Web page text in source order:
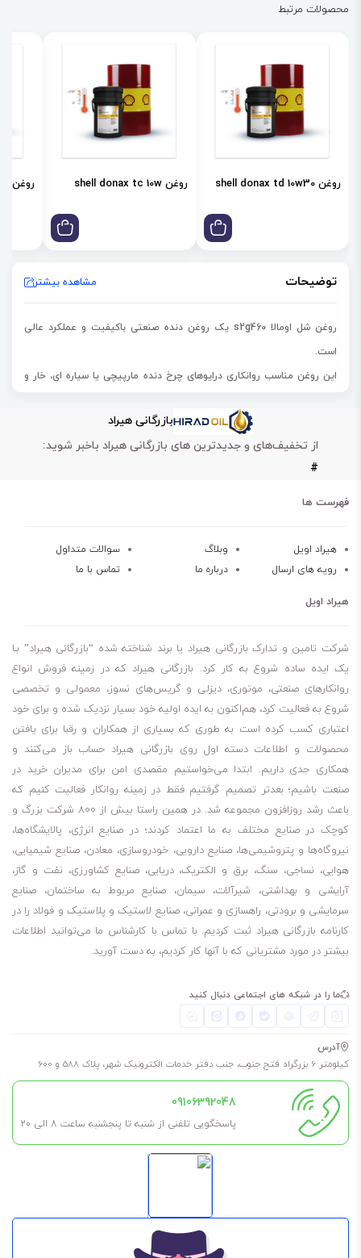
محصولات مرتبط
روغن shell donax td 10w30 روغن shell donax tc 10w روغن shell donax td 85w
توضیحات مشاهده بیشتر
روغن شل اومالا s2g460 یک روغن دنده صنعتی باکیفیت و عملکرد عالی
است.
این روغن مناسب روانکاریدرایوهای چرخ دنده مارپیچی یا سیاره ای، خار و
سیستم چرخ دنده و
گیربکس‌های صنعتی حمل بار سنگین است.
این روغن همچنین در
سطوح
نیز کاربرد دارد.
اصطحکاک قطعات نقش مهمی دارد.
این روغن همچنین در مقابل اکسیداسیون بسیار مقاوم است و پایداری
ظرفیت حمل بار بالا
خاصیت ضد اصطحکاک
پایداری حرارتی عالی
ضد زنگ زدگی و ضد خوردگی
افزایش عمر چرخ دنده‌ها
تمایل پایین به کف کردن
مناسب برای روانکاری طولانی مدت
صرفه جویی در تعمیر قطعات
جلوگیری از تشکیل رسوبات
پایداری حرارتی بالا
برای کسانی که می‌پرسند روغن شل اومالا shell omala s2 g 460 چند لیتر
است، باید بگویم مظروف 20 لیتری و 1000 لیتری این روغن موجود است.
لطفا توجه داشته باشید، برای چک کردن موجودی انبار مبنی بر اینکه مظروف
1000 لیتری
برای طولانی شدن عمر روغن و گریس، حتما در فضای خشک، بدون رطوبت و
مسقف نگهداری شود. به این معنی که در کارگاه در معرض باد و باران نباشد
تا طول عمر آن کم نشود.
همچنین اگر نیاز به آن ندارید، تا جای ممکن درب آن را باز نکنید مگر اینکه
بازرگانی هیراد
از تخفیف‌های و جدیدترین های بازرگانی هیراد باخبر شوید:
#
فهرست ها
هیراد اویل وبلاگ
سوالات متداول
رویه های ارسال
درباره ما تماس با ما
هیراد اویل
شرکت تامین و تدارک بازرگانی هیراد یا برند شناخته شده “بازرگانی هیراد” بـا
یک ایده ساده شروع به کار کرد. بازرگانی هیراد که در زمینه فروش انواع
روانکارهای صنعتی، موتوری، دیزلی و گریس‌های نسوز، معمولی و تخصصی
شروع به فعالیت کرد، هم‌اکنون به ایده اولیه خود بسیار نزدیک شده و برای خود
اعتباری کسب کرده است به طوری که بسیاری از همکاران و رقبا برای یافتن
محصولات و اطلاعات دسته اول روی بازرگانی هیراد حساب باز می‌کنند و
همکاری جدی داریم. ابتدا می‌خواستیم مقصدی امن برای مدیران خرید در
صنعت باشیم؛ بعدتر تصمیم گرفتیم فقط در زمینه روانکار فعالیت کنیم که
باعث رشد روزافزون مجموعه شد. در همین راستا بیش از 800 شرکت بزرگ و
کوچک در صنایع مختلف به ما اعتماد کردند؛ در صنایع انرژی، پالایشگاه‌ها،
نیروگاه‌ها و پتروشیمی‌ها، صنایع دارویی، خودروسازی، معادن، صنایع شیمیایی،
هوایی، نساجی، سنگ، برق و الکتریک، دریایی، صنایع کشاورزی، نفت و گاز،
آرایشی و بهداشتی، شیرآلات، سیمان، صنایع مربوط به ساختمان، صنایع
سرمایشی و برودتی، راهسازی و عمرانی، صنایع لاستیک و پلاستیک و فولاد را در
کارنامه بازرگانی هیراد ثبت کردیم. با تماس با کارشناس ما می‌توانید اطلاعات
بیشتر در مورد مشتریانی که با آنها کار کردیم، به دست آورید.
ما را در شبکه های اجتماعی دنبال کنید
آدرس
کیلومتر 6 بزرگراه فتح جنوب، جنب دفتر خدمات الکترونیک شهر، پلاک 588 و 600
09106392048
پاسخگویی تلفنی از شنبه تا پنجشنبه ساعت 8 الی ۲۰